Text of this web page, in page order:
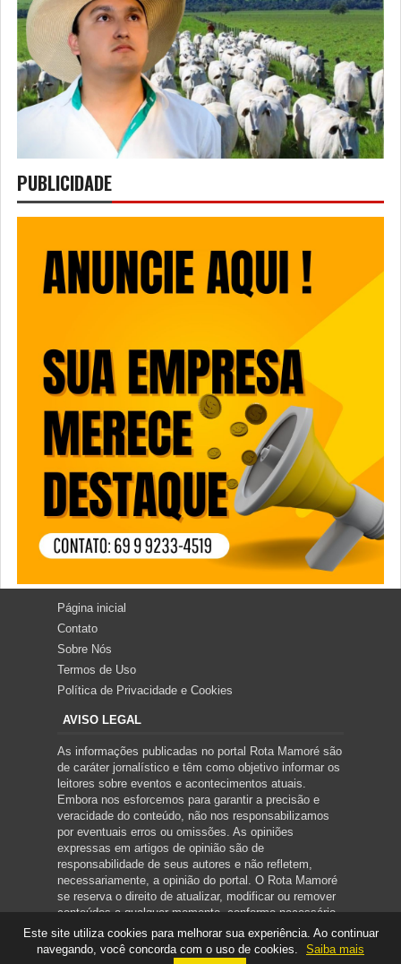
PUBLICIDADE
Página inicial
Contato
Sobre Nós
Termos de Uso
Política de Privacidade e Cookies
AVISO LEGAL
As informações publicadas no portal Rota Mamoré são
de caráter jornalístico e têm como objetivo informar os
leitores sobre eventos e acontecimentos atuais.
Embora nos esforcemos para garantir a precisão e
veracidade do conteúdo, não nos responsabilizamos
por eventuais erros ou omissões. As opiniões
expressas em artigos de opinião são de
responsabilidade de seus autores e não refletem,
necessariamente, a opinião do portal. O Rota Mamoré
se reserva o direito de atualizar, modificar ou remover
conteúdos a qualquer momento, conforme necessário.
Este site utiliza cookies para melhorar sua experiência. Ao continuar
navegando, você concorda com o uso de cookies.
Saiba mais
Copyright ©2026ROTA MAMORÉ